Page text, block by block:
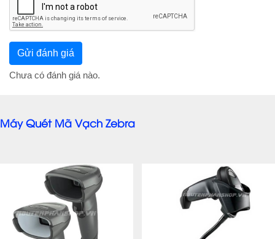
Chưa có đánh giá nào.
Máy Quét Mã Vạch Zebra